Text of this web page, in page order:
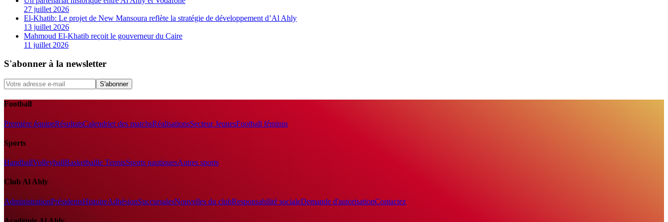
27 juillet 2026
El-Khatib: Le projet de New Mansoura reflète la stratégie de développement d’Al Ahly
13 juillet 2026
Mahmoud El-Khatib reçoit le gouverneur du Caire
11 juillet 2026
S'abonner à la newsletter
S'abonner
Football
Première équipeRésultatsCalendrier des matchsRéalisationsSecteur JeunesFootball féminin
Sports
HandballVolleyballBasketballle TennisSports nautiquesAutres sports
Club Al Ahly
AdministrationPrésidentsHistoireAdhésionSuccursalesNouvelles du clubResponsabilité socialeDemande d'autorisationContactez